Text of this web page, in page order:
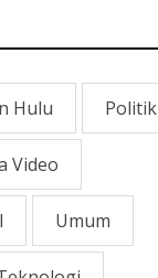
Hulu Politik
Video
Umum